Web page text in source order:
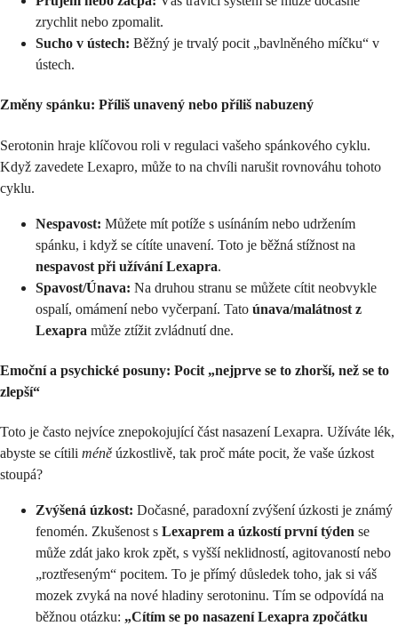
zrychlit nebo zpomalit.
Sucho v ústech: Běžný je trvalý pocit „bavlněného míčku“ v
ústech.
Změny spánku: Příliš unavený nebo příliš nabuzený
Serotonin hraje klíčovou roli v regulaci vašeho spánkového cyklu.
Když zavedete Lexapro, může to na chvíli narušit rovnováhu tohoto
cyklu.
Nespavost: Můžete mít potíže s usínáním nebo udržením
spánku, i když se cítíte unavení. Toto je běžná stížnost na
nespavost při užívání Lexapra.
Spavost/Únava: Na druhou stranu se můžete cítit neobvykle
ospalí, omámení nebo vyčerpaní. Tato únava/malátnost z
Lexapra může ztížit zvládnutí dne.
Emoční a psychické posuny: Pocit „nejprve se to zhorší, než se to
zlepší“
Toto je často nejvíce znepokojující část nasazení Lexapra. Užíváte lék,
abyste se cítili méně úzkostlivě, tak proč máte pocit, že vaše úzkost
stoupá?
Zvýšená úzkost: Dočasné, paradoxní zvýšení úzkosti je známý
fenomén. Zkušenost s Lexaprem a úzkostí první týden se
může zdát jako krok zpět, s vyšší neklidností, agitovaností nebo
„roztřeseným“ pocitem. To je přímý důsledek toho, jak si váš
mozek zvyká na nové hladiny serotoninu. Tím se odpovídá na
běžnou otázku: „Cítím se po nasazení Lexapra zpočátku